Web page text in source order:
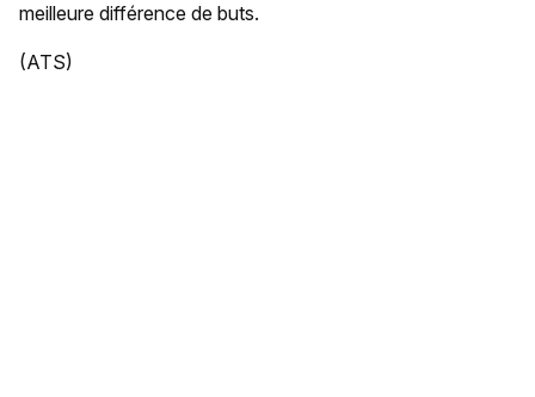
meilleure différence de buts.
(ATS)